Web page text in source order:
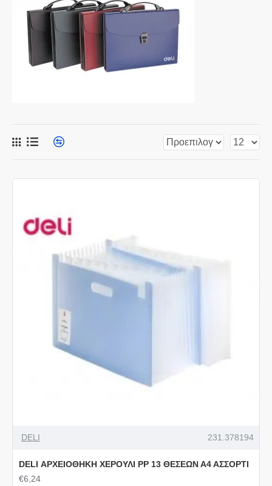
DELI 231.378194
DELI ΑΡΧΕΙΟΘΗΚΗ ΧΕΡΟΥΛΙ PP 13 ΘΕΣΕΩΝ Α4 ΑΣΣΟΡΤΙ
€6,24